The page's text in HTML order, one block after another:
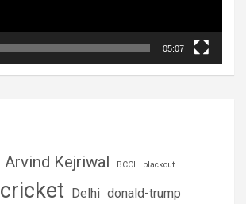
05:07
Arvind Kejriwal BCCI blackout
cricket Delhi donald-trump